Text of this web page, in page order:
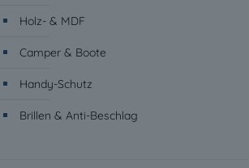
Holz- & MDF
Camper & Boote
Handy-Schutz
Brillen & Anti-Beschlag